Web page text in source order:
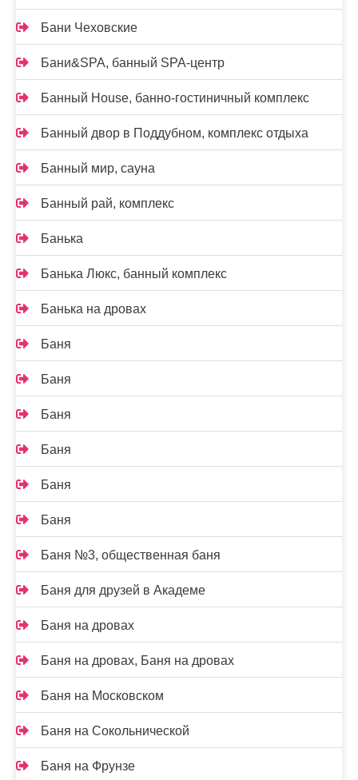
Бани Чеховские
Бани&SPA, банный SPA-центр
Банный House, банно-гостиничный комплекс
Банный двор в Поддубном, комплекс отдыха
Банный мир, сауна
Банный рай, комплекс
Банька
Банька Люкс, банный комплекс
Банька на дровах
Баня
Баня
Баня
Баня
Баня
Баня
Баня №3, общественная баня
Баня для друзей в Академе
Баня на дровах
Баня на дровах, Баня на дровах
Баня на Московском
Баня на Сокольнической
Баня на Фрунзе